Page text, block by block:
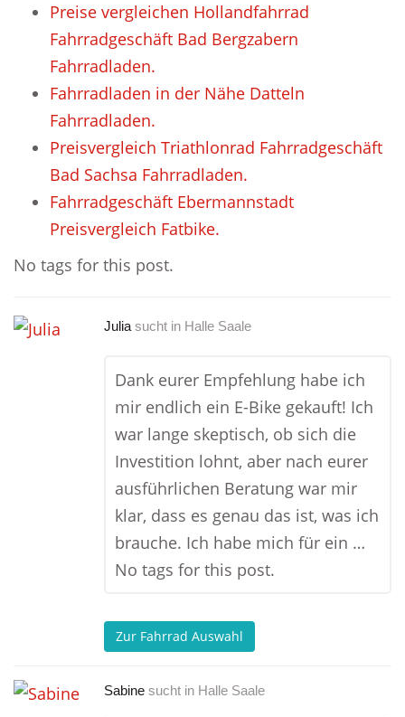
Preise vergleichen Hollandfahrrad
Fahrradgeschäft Bad Bergzabern
Fahrradladen.
Fahrradladen in der Nähe Datteln
Fahrradladen.
Preisvergleich Triathlonrad Fahrradgeschäft
Bad Sachsa Fahrradladen.
Fahrradgeschäft Ebermannstadt
Preisvergleich Fatbike.
No tags for this post.
Julia sucht in Halle Saale
Dank eurer Empfehlung habe ich
mir endlich ein E-Bike gekauft! Ich
war lange skeptisch, ob sich die
Investition lohnt, aber nach eurer
ausführlichen Beratung war mir
klar, dass es genau das ist, was ich
brauche. Ich habe mich für ein …
No tags for this post.
Zur Fahrrad Auswahl
Sabine sucht in Halle Saale